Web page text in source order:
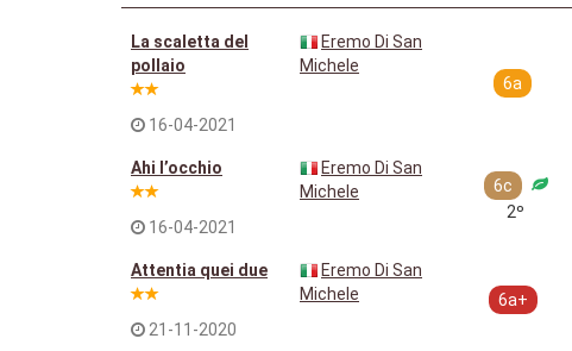
La scaletta del
pollaio
16-04-2021
Eremo Di San
Michele
6a
Ahi l’occhio
16-04-2021
Eremo Di San
Michele
6c
2º
Attentia quei due
21-11-2020
Eremo Di San
Michele
6a+